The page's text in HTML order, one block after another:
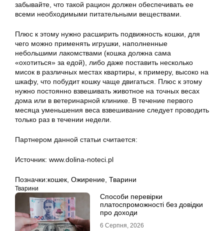
забывайте, что такой рацион должен обеспечивать ее
всеми необходимыми питательными веществами.
Плюс к этому нужно расширить подвижность кошки, для
чего можно применять игрушки, наполненные
небольшими лакомствами (кошка должна сама
«охотиться» за едой), либо даже поставить несколько
мисок в различных местах квартиры, к примеру, высоко на
шкафу, что побудит кошку чаще двигаться. Плюс к этому
нужно постоянно взвешивать животное на точных весах
дома или в ветеринарной клинике. В течение первого
месяца уменьшения веса взвешивание следует проводить
только раз в течении недели.
Партнером данной статьи считается:
Источник: www.dolina-noteci.pl
Позначки:кошек Ожирение Тварини
Тварини
Способи перевірки
платоспроможності без довідки
про доходи
6 Серпня, 2026